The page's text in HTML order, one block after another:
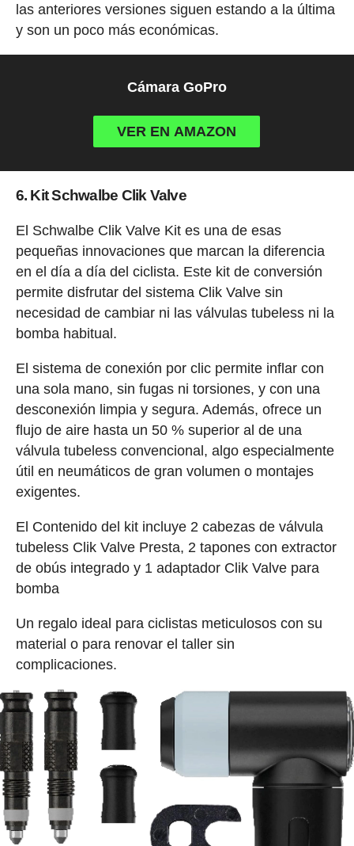
las anteriores versiones siguen estando a la última
y son un poco más económicas.
Cámara GoPro
VER EN AMAZON
6. Kit Schwalbe Clik Valve
El Schwalbe Clik Valve Kit es una de esas
pequeñas innovaciones que marcan la diferencia
en el día a día del ciclista. Este kit de conversión
permite disfrutar del sistema Clik Valve sin
necesidad de cambiar ni las válvulas tubeless ni la
bomba habitual.
El sistema de conexión por clic permite inflar con
una sola mano, sin fugas ni torsiones, y con una
desconexión limpia y segura. Además, ofrece un
flujo de aire hasta un 50 % superior al de una
válvula tubeless convencional, algo especialmente
útil en neumáticos de gran volumen o montajes
exigentes.
El Contenido del kit incluye 2 cabezas de válvula
tubeless Clik Valve Presta, 2 tapones con extractor
de obús integrado y 1 adaptador Clik Valve para
bomba
Un regalo ideal para ciclistas meticulosos con su
material o para renovar el taller sin
complicaciones.